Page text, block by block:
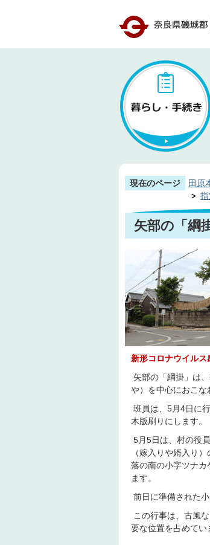
現在のページ 田原
矢部の「綱
新形コロナウイルス
矢部の「綱掛」は
や）を中心におこな
班員は、5月4日に
木版刷りにします。
5月5日は、村の役
（嫁入りや婿入り
落の南の小字ツナカ
ます。
前日に準備された
この行事は、古風
要な位置を占めてい